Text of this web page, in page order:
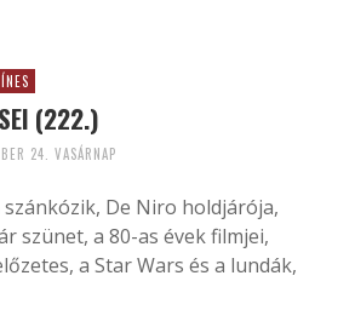
(222.)
24. VASÁRNAP
De Niro holdjárója,
szünet, a 80-as évek filmjei,
a Star Wars és a lundák,